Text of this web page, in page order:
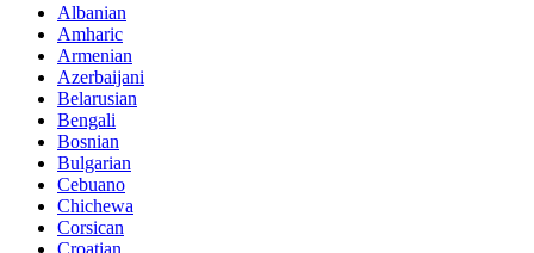
Albanian
Amharic
Armenian
Azerbaijani
Belarusian
Bengali
Bosnian
Bulgarian
Cebuano
Chichewa
Corsican
Croatian